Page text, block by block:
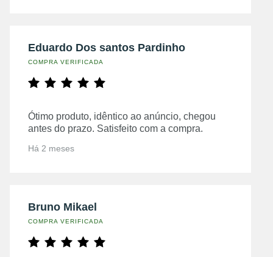
Eduardo Dos santos Pardinho
COMPRA VERIFICADA
Ótimo produto, idêntico ao anúncio, chegou
antes do prazo. Satisfeito com a compra.
Há 2 meses
Bruno Mikael
COMPRA VERIFICADA